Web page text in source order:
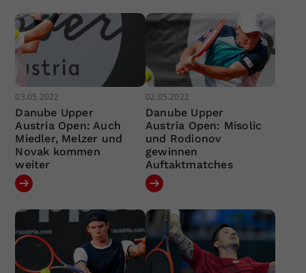
03.05.2022
Danube Upper
Austria Open: Auch
Miedler, Melzer und
Novak kommen
weiter
02.05.2022
Danube Upper
Austria Open: Misolic
und Rodionov
gewinnen
Auftaktmatches